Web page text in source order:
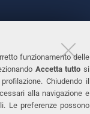
funzionamento delle
Accetta tutto si
Chiudendo il
alla navigazione e
Le preferenze possono